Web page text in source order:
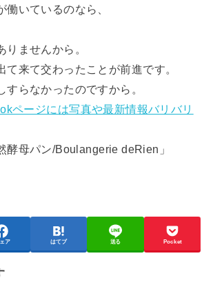
働いているのなら、
りませんから。
て来て交わったことが前進です。
すらなかったのですから。
ページには写真や最新情報バリバリ
酵母パン/Boulangerie deRien」
ア はてブ 送る Pocket